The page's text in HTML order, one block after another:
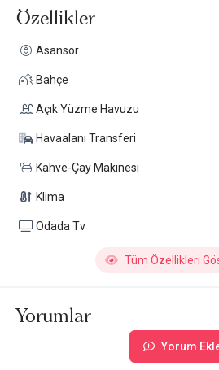
Özellikler
Asansör
Bahçe
Açık Yüzme Havuzu
Havaalanı Transferi
Kahve-Çay Makinesi
Klima
Odada Tv
Tüm Özellikleri
Yorumlar
Yorum